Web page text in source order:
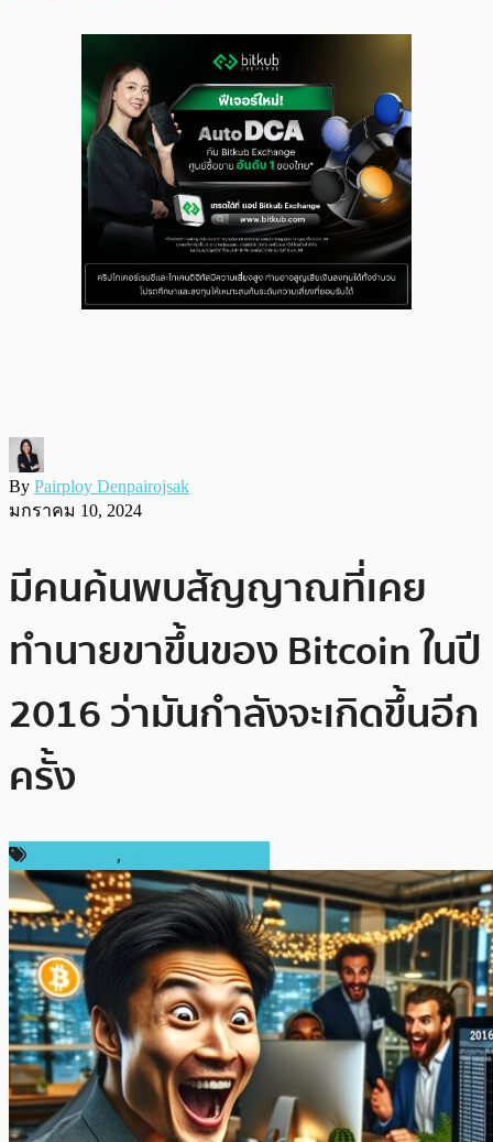
By Pairploy Denpairojsak
มกราคม 10, 2024
มีคนค้นพบสัญญาณที่เคย
ทำนายขาขึ้นของ Bitcoin ในปี
2016 ว่ามันกำลังจะเกิดขึ้นอีก
ครั้ง
,